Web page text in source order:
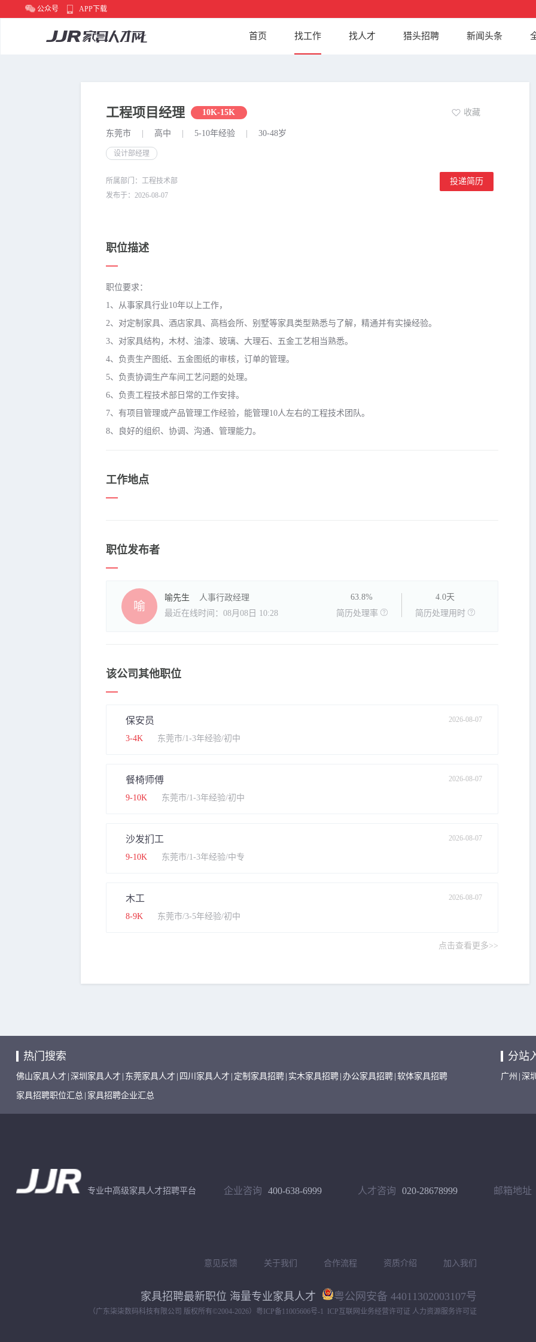
公众号 APP下载
首页 找工作 找人才 猎头招聘 新闻头条
工程项目经理 10K-15K 收藏
东莞市 高中 5-10年经验 30-48岁
设计部经理
所属部门：工程技术部
发布于：2026-08-07
投递简历
职位描述
职位要求：
1、从事家具行业10年以上工作，
2、对定制家具、酒店家具、高档会所、别墅等家具类型熟悉与了解，精通并有实操经验。
3、对家具结构，木材、油漆、玻璃、大理石、五金工艺相当熟悉。
4、负责生产图纸、五金图纸的审核，订单的管理。
5、负责协调生产车间工艺问题的处理。
6、负责工程技术部日常的工作安排。
7、有项目管理或产品管理工作经验，能管理10人左右的工程技术团队。
8、良好的组织、协调、沟通、管理能力。
工作地点
职位发布者
喻
喻先生
人事行政经理
最近在线时间：08月08日 10:28
63.8%
简历处理率
4.0天
简历处理用时
该公司其他职位
保安员
3-4K 东莞市/1-3年经验/初中
2026-08-07
餐椅师傅
9-10K 东莞市/1-3年经验/初中
2026-08-07
沙发扪工
9-10K 东莞市/1-3年经验/中专
2026-08-07
木工
8-9K 东莞市/3-5年经验/初中
2026-08-07
点击查看更多>>
热门搜索
佛山家具人才 深圳家具人才 东莞家具人才 四川家具人才 定制家具招聘 实木家具招聘 办公家具招聘 软体家具招聘
家具招聘职位汇总 家具招聘企业汇总
分站
广州 深
专业中高级家具人才招聘平台 企业咨询 400-638-6999 人才咨询 020-28678999 邮箱地址
意见反馈 关于我们 合作流程 资质介绍 加入我们
家具招聘最新职位 海量专业家具人才 粤公网安备 44011302003107号
（广东柒柒数码科技有限公司 版权所有©2004-2026） 粤ICP备11005606号-1 ICP互联网业务经营许可证 人力资源服务许可证